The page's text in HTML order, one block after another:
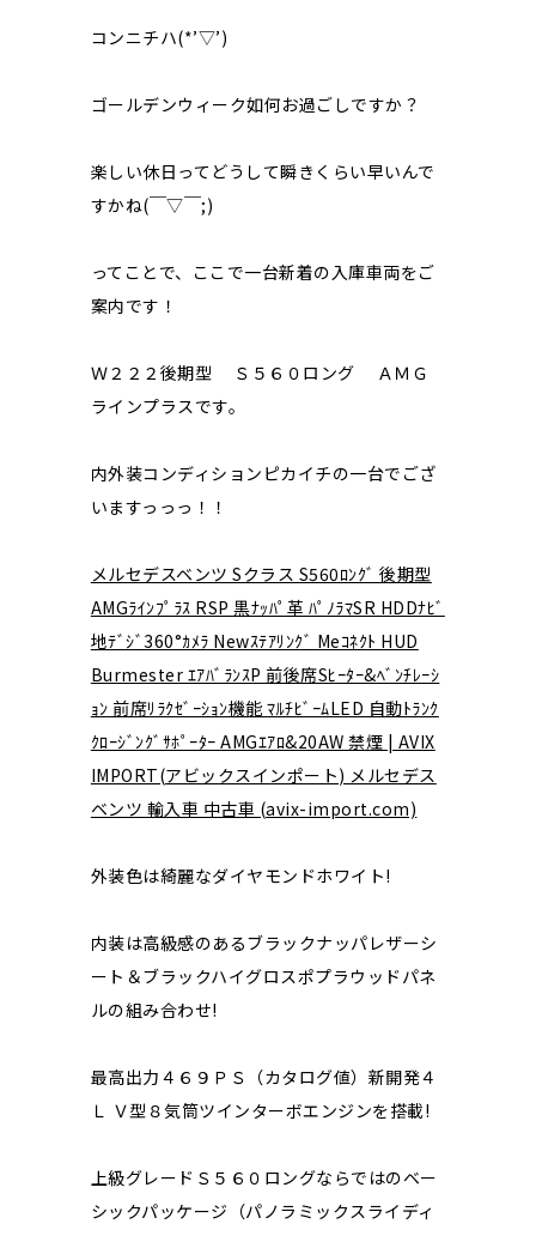
コンニチハ(*’▽’)
ゴールデンウィーク如何お過ごしですか？
楽しい休日ってどうして瞬きくらい早いんで
すかね(￣▽￣;)
ってことで、ここで一台新着の入庫車両をご
案内です！
Ｗ２２２後期型 Ｓ５６０ロング ＡＭＧ
ラインプラスです。
内外装コンディションピカイチの一台でござ
いますっっっ！！
メルセデスベンツ Sクラス S560ﾛﾝｸﾞ 後期型
AMGﾗｲﾝﾌﾟﾗｽ RSP 黒ﾅｯﾊﾟ革 ﾊﾟﾉﾗﾏSR HDDﾅﾋﾞ
地ﾃﾞｼﾞ360°ｶﾒﾗ Newｽﾃｱﾘﾝｸﾞ Meｺﾈｸﾄ HUD
Burmester ｴｱﾊﾞﾗﾝｽP 前後席Sﾋｰﾀｰ&ﾍﾞﾝﾁﾚｰｼ
ｮﾝ 前席ﾘﾗｸｾﾞｰｼｮﾝ機能 ﾏﾙﾁﾋﾞｰﾑLED 自動ﾄﾗﾝｸ
ｸﾛｰｼﾞﾝｸﾞｻﾎﾟｰﾀｰ AMGｴｱﾛ&20AW 禁煙 | AVIX
IMPORT(アビックスインポート) メルセデス
ベンツ 輸入車 中古車 (avix-import.com)
外装色は綺麗なダイヤモンドホワイト!
内装は高級感のあるブラックナッパレザーシ
ート＆ブラックハイグロスポプラウッドパネ
ルの組み合わせ!
最高出力４６９ＰＳ（カタログ値）新開発４
Ｌ Ｖ型８気筒ツインターボエンジンを搭載!
上級グレードＳ５６０ロングならではのベー
シックパッケージ（パノラミックスライディ